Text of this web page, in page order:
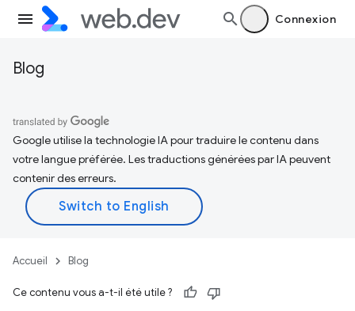
Connexion
Blog
Google utilise la technologie IA pour traduire le contenu dans
votre langue préférée. Les traductions générées par IA peuvent
contenir des erreurs.
Accueil Blog
Ce contenu vous a-t-il été utile ?